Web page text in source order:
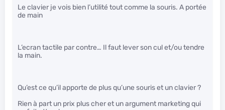
Le clavier je vois bien l’utilité tout comme la souris. A portée
de main
L’ecran tactile par contre… Il faut lever son cul et/ou tendre
la main.
Qu’est ce qu’il apporte de plus qu’une souris et un clavier ?
Rien à part un prix plus cher et un argument marketing qui